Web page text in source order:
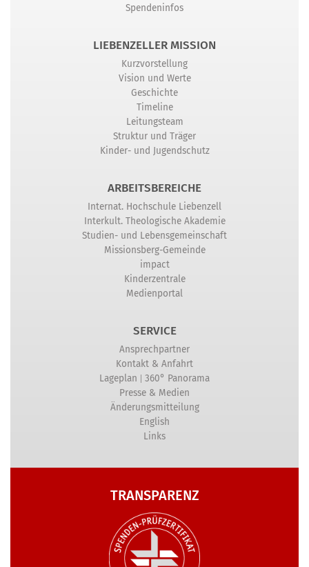
Spendeninfos
LIEBENZELLER MISSION
Kurzvorstellung
Vision und Werte
Geschichte
Timeline
Leitungsteam
Struktur und Träger
Kinder- und Jugendschutz
ARBEITSBEREICHE
Internat. Hochschule Liebenzell
Interkult. Theologische Akademie
Studien- und Lebensgemeinschaft
Missionsberg-Gemeinde
impact
Kinderzentrale
Medienportal
SERVICE
Ansprechpartner
Kontakt & Anfahrt
Lageplan | 360° Panorama
Presse & Medien
Änderungsmitteilung
English
Links
TRANSPARENZ